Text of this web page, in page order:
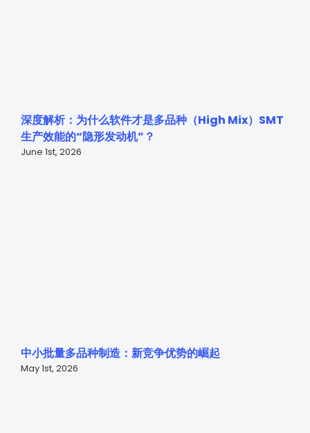
深度解析：为什么软件才是多品种（High Mix）SMT
生产效能的“隐形发动机”？
June 1st, 2026
中小批量多品种制造：新竞争优势的崛起
May 1st, 2026